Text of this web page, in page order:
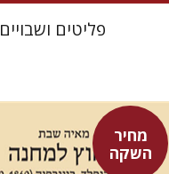
פליטים ושבויים
מחיר
השקה